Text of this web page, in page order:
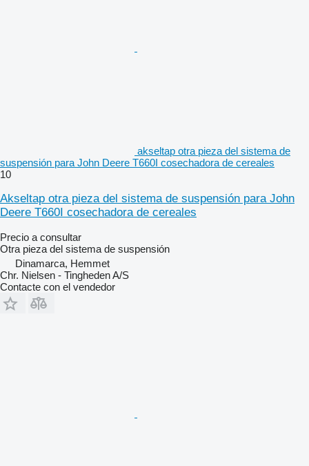
akseltap otra pieza del sistema de
suspensión para John Deere T660I cosechadora de cereales
10
Akseltap otra pieza del sistema de suspensión para John
Deere T660I cosechadora de cereales
Precio a consultar
Otra pieza del sistema de suspensión
Dinamarca, Hemmet
Chr. Nielsen - Tingheden A/S
Contacte con el vendedor